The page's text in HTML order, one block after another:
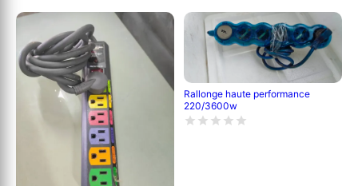
Rallonge haute performance
220/3600w